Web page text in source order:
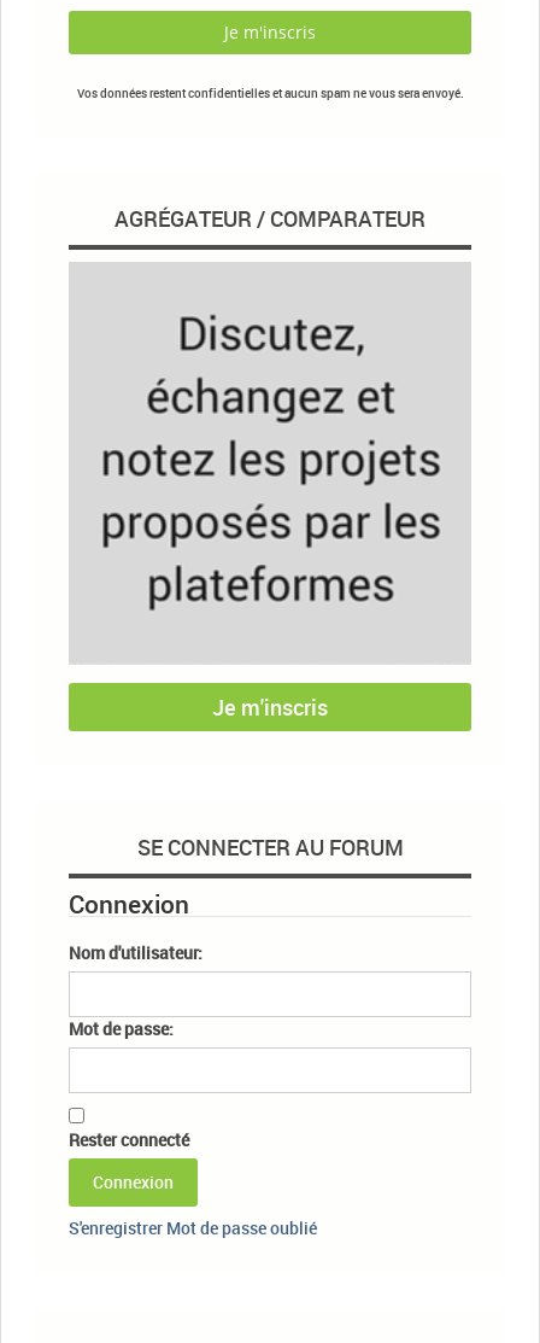
Vos données restent confidentielles et aucun spam ne vous sera envoyé.
AGRÉGATEUR / COMPARATEUR
Je m'inscris
SE CONNECTER AU FORUM
Connexion
Nom d'utilisateur:
Mot de passe:
Rester connecté
Connexion
S'enregistrer Mot de passe oublié